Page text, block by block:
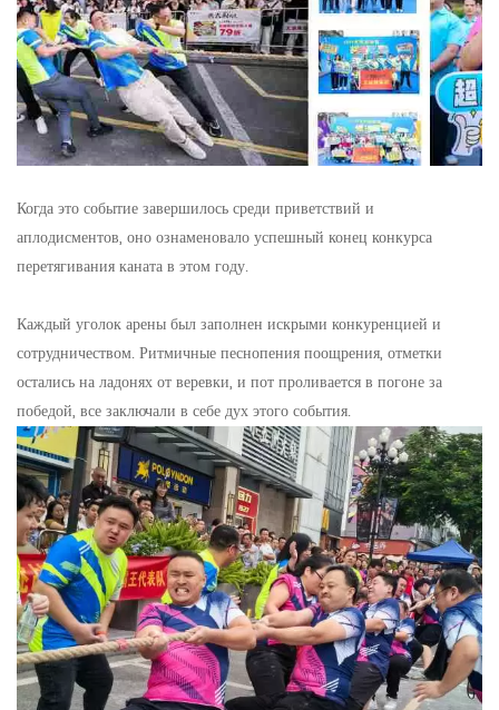
Когда это событие завершилось среди приветствий и
аплодисментов, оно ознаменовало успешный конец конкурса
перетягивания каната в этом году.
Каждый уголок арены был заполнен искрыми конкуренцией и
сотрудничеством. Ритмичные песнопения поощрения, отметки
остались на ладонях от веревки, и пот проливается в погоне за
победой, все заключали в себе дух этого события.